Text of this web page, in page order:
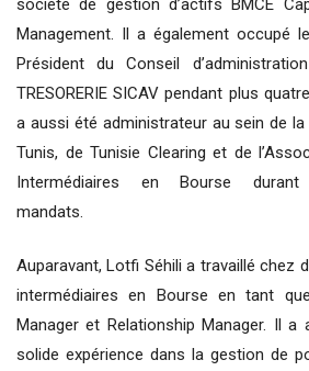
Management. Il a également occupé
Président du Conseil
TRESORERIE SICAV pendant plus
a aussi été administrateur au sein de la
Tunis, de Tunisie Clearing et de
Intermédiaires en Bourse durant
mandats.
Auparavant, Lotfi Séhili a travaillé chez
intermédiaires en Bourse en tant
Manager et Relationship Manager. Il a
solide expérience dans la gestion de